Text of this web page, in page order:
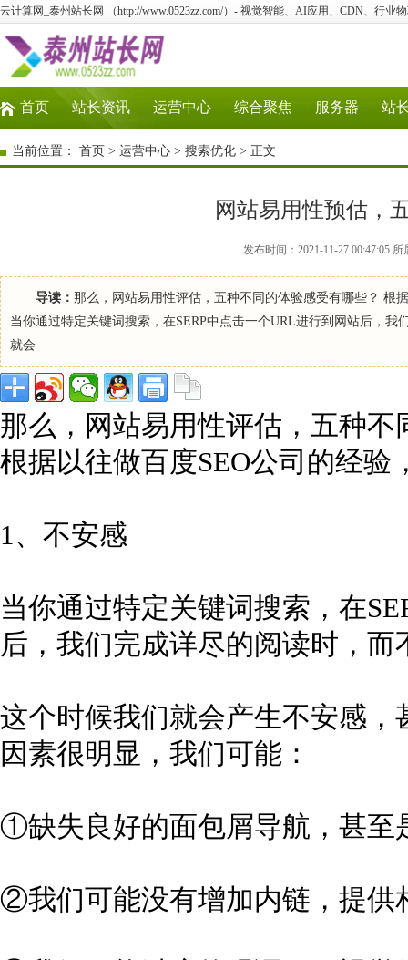
云计算网_泰州站长网 （http://www.0523zz.com/）- 视觉智能、AI应用、CDN、行业
首页 站长资讯 运营中心 综合聚焦 服务器 站
当前位置： 首页 > 运营中心 > 搜索优化 > 正文
网站易用性预估，
发布时间：2021-11-27 00:47:05
导读： 那么，网站易用性评估，五种不同的体验感受有哪些？ 根
当你通过特定关键词搜索，在SERP中点击一个URL进行到网站后，
就会
那么，网站易用性评估，五种
根据以往做百度SEO公司的经
1、不安感
当你通过特定关键词搜索，在
后，我们完成详尽的阅读时，
这个时候我们就会产生不安感
因素很明显，我们可能：
①缺失良好的面包屑导航，甚
②我们可能没有增加内链，提